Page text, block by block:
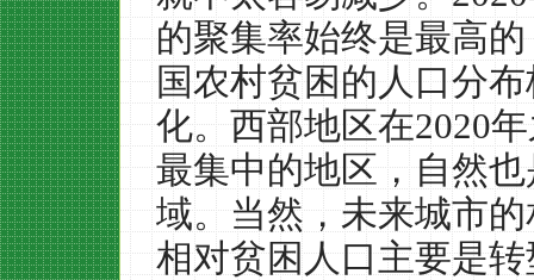
的聚集率始终是最高
国农村贫困的人口分
化。西部地区在2020
最集中的地区，自然
域。当然，未来城市
相对贫困人口主要是